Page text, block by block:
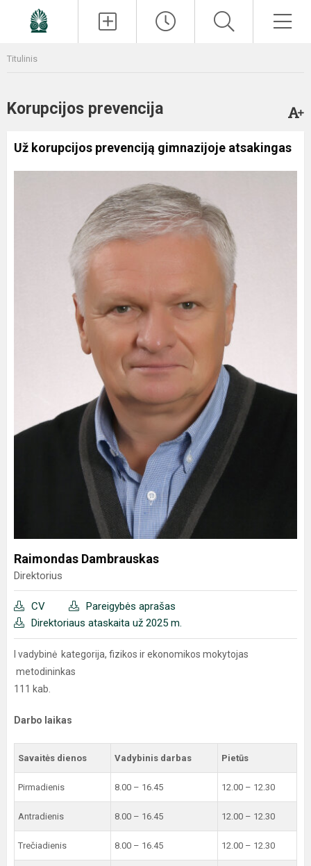
Titulinis
Korupcijos prevencija
Už korupcijos prevenciją gimnazijoje atsakingas
Raimondas Dambrauskas
Direktorius
CV
Pareigybės aprašas
Direktoriaus ataskaita už 2025 m.
I vadybinė kategorija, fizikos ir ekonomikos mokytojas
metodininkas
111 kab.
Darbo laikas
Savaitės dienos Vadybinis darbas Pietūs
Pirmadienis 8.00 – 16.45 12.00 – 12.30
Antradienis 8.00 – 16.45 12.00 – 12.30
Trečiadienis 8.00 – 16.45 12.00 – 12.30